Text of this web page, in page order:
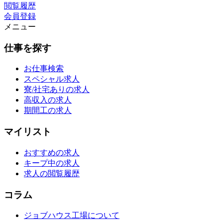
閲覧履歴
会員登録
メニュー
仕事を探す
お仕事検索
スペシャル求人
寮/社宅ありの求人
高収入の求人
期間工の求人
マイリスト
おすすめの求人
キープ中の求人
求人の閲覧履歴
コラム
ジョブハウス工場について